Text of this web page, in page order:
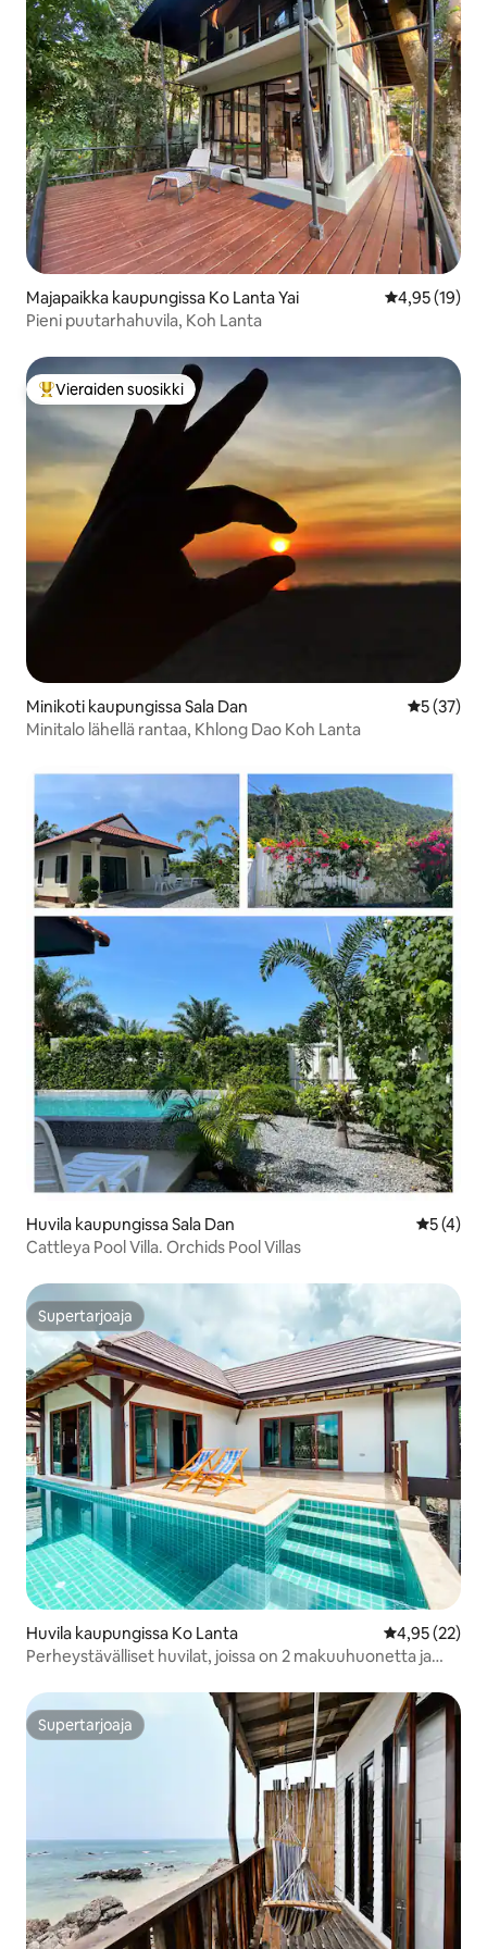
Majapaikka kaupungissa Ko Lanta Yai
4,95 (19)
Pieni puutarhahuvila, Koh Lanta
Vieraiden suosikkien parhaimmistoa
Vieraiden suosikki
Minikoti kaupungissa Sala Dan
5 (37)
Minitalo lähellä rantaa, Khlong Dao Koh Lanta
Huvila kaupungissa Sala Dan
5 (4)
Cattleya Pool Villa. Orchids Pool Villas
Supertarjoaja
Supertarjoaja
Huvila kaupungissa Ko Lanta
4,95 (22)
Perheystävälliset huvilat, joissa on 2 makuuhuonetta ja
Supertarjoaja
Supertarjoaja